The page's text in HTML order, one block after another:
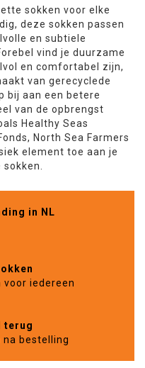
sokken voor elke
deze sokken passen
en subtiele
vind je duurzame
en comfortabel zijn,
van gerecyclede
bij aan een betere
van de opbrengst
Healthy Seas
North Sea Farmers
element toe aan je
in NL
voor iedereen
terug
na bestelling